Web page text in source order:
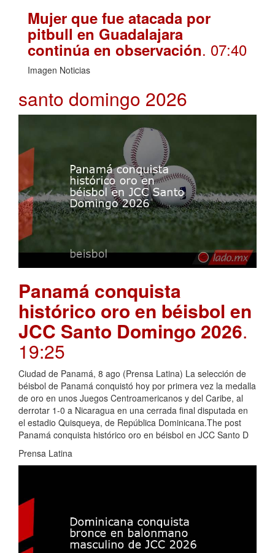
Mujer que fue atacada por
pitbull en Guadalajara
continúa en observación. 07:40
Imagen Noticias
santo domingo 2026
Panamá conquista
histórico oro en béisbol en
JCC Santo Domingo 2026.
19:25
Ciudad de Panamá, 8 ago (Prensa Latina) La selección de
béisbol de Panamá conquistó hoy por primera vez la medalla
de oro en unos Juegos Centroamericanos y del Caribe, al
derrotar 1-0 a Nicaragua en una cerrada final disputada en
el estadio Quisqueya, de República Dominicana.The post
Panamá conquista histórico oro en béisbol en JCC Santo D
Prensa Latina